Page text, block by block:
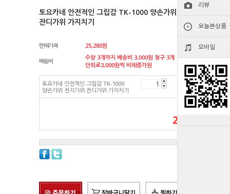
리뷰
오늘본상품
모바일
토요카네 안전적인 그립감 TK-1000 양손가위 전지가위
잔디가위 가지치기
판매가격 25,280원
배송비
수량 3개까지 배송비 3,000원 청구 3개
단위로3,000원씩 비례증가원
토요카네 안전적인 그립감 TK-1000
양손가위 전지가위 잔디가위 가지치기
25,280원
총 상품 금액
25,280